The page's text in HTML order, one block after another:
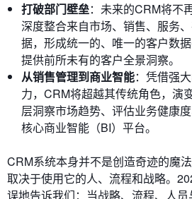
打破部门壁垒：未来的CRM将不
深度整合来自市场、销售、服务
据，形成统一的、唯一的客户数
提供前所未有的客户全景洞察。
从销售管理到商业智能：凭借强
力，CRM将超越其传统角色，演
层洞察市场趋势、评估业务健康
核心商业智能（BI）平台。
CRM系统本身并不是创造奇迹的魔
取决于使用它的人、流程和战略。
误地告诉我们：当战略、流程、人